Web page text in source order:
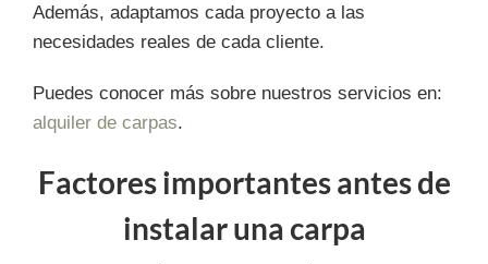
Además, adaptamos cada proyecto a las
necesidades reales de cada cliente.
Puedes conocer más sobre nuestros servicios en:
alquiler de carpas.
Factores importantes antes de
instalar una carpa